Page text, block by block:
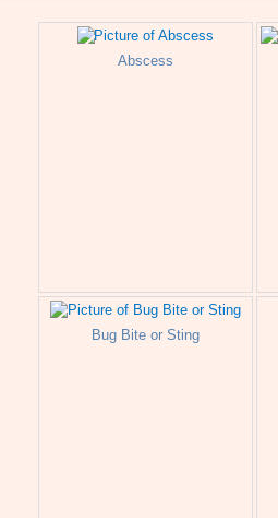
Abscess
Bug Bite or Sting